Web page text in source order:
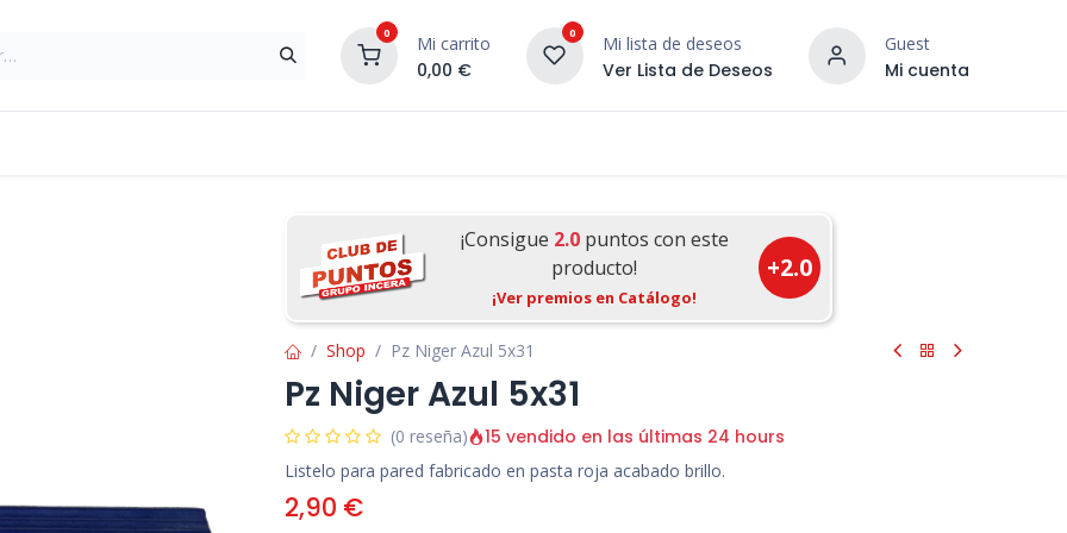
0 Mi carrito
0,00 €
0 Mi lista de deseos
Ver Lista de Deseos
Guest
Mi cuenta
¡DESCUBRE NUESTRO
¡Consigue 2.0puntos con este
producto!
¡Ver premios en Catálogo!
+2.0
Shop Pz Niger Azul 5x31
Pz Niger Azul 5x31
(0 reseña) 15 vendido en las últimas 24 hours
Listelo para pared fabricado en pasta roja acabado brillo.
2,90 €